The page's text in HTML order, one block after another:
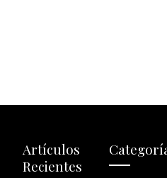
Artículos
Recientes